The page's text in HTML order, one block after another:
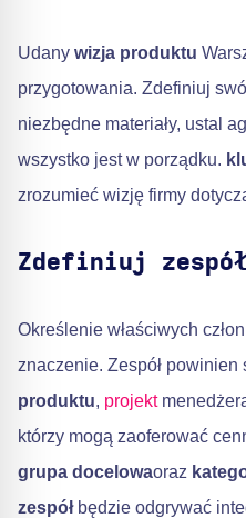
Udany wizja produktu
przygotowania. Zdefiniuj
niezbędne materiały, ustal
wszystko jest w porządku.
zrozumieć wizję firmy
Zdefiniuj zespół
Określenie właściwych
znaczenie. Zespół powinien
produktu, projekt
którzy mogą zaoferować
grupa docelowaoraz
zespółbędzie odgrywać